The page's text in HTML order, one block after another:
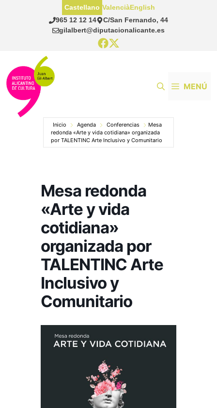
965 12 12 14
C/San Fernando, 44
gilalbert@diputacionalicante.es
Castellano ValenciàEnglish
MENÚ
Inicio Agenda Conferencias
Mesa
redonda «Arte y vida cotidiana» organizada
por TALENTINC Arte Inclusivo y Comunitario
Mesa redonda
«Arte y vida
cotidiana»
organizada por
TALENTINC Arte
Inclusivo y
Comunitario